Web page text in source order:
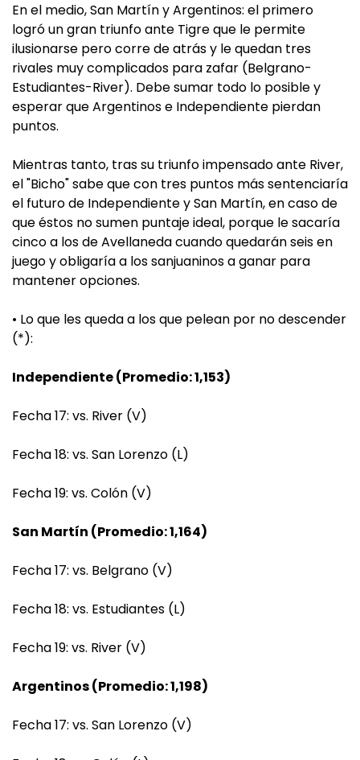
En el medio, San Martín y Argentinos: el primero
logró un gran triunfo ante Tigre que le permite
ilusionarse pero corre de atrás y le quedan tres
rivales muy complicados para zafar (Belgrano-
Estudiantes-River). Debe sumar todo lo posible y
esperar que Argentinos e Independiente pierdan
puntos.
Mientras tanto, tras su triunfo impensado ante River,
el "Bicho" sabe que con tres puntos más sentenciaría
el futuro de Independiente y San Martín, en caso de
que éstos no sumen puntaje ideal, porque le sacaría
cinco a los de Avellaneda cuando quedarán seis en
juego y obligaría a los sanjuaninos a ganar para
mantener opciones.
• Lo que les queda a los que pelean por no descender
(*):
Independiente (Promedio: 1,153)
Fecha 17: vs. River (V)
Fecha 18: vs. San Lorenzo (L)
Fecha 19: vs. Colón (V)
San Martín (Promedio: 1,164)
Fecha 17: vs. Belgrano (V)
Fecha 18: vs. Estudiantes (L)
Fecha 19: vs. River (V)
Argentinos (Promedio: 1,198)
Fecha 17: vs. San Lorenzo (V)